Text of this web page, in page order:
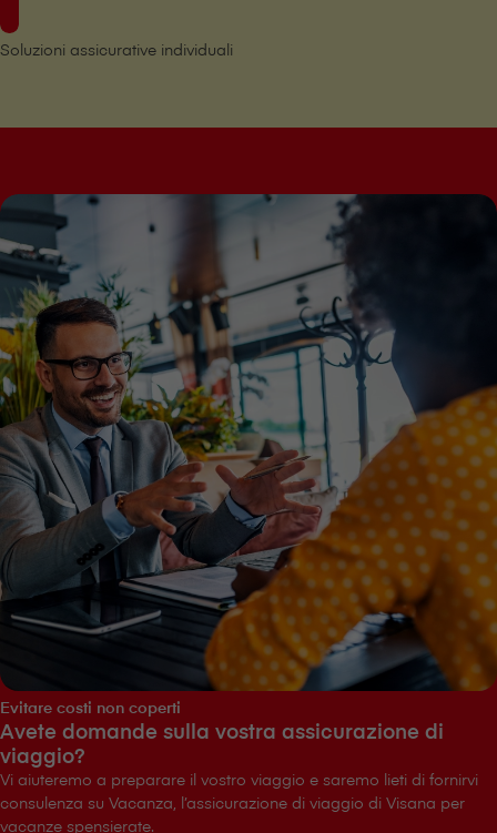
Soluzioni assicurative individuali
Evitare costi non coperti
Avete domande sulla vostra assicurazione di
viaggio?
Vi aiuteremo a preparare il vostro viaggio e saremo lieti di fornirvi
consulenza su Vacanza, l’assicurazione di viaggio di V⁠i⁠s⁠a⁠n⁠a per
vacanze spensierate.